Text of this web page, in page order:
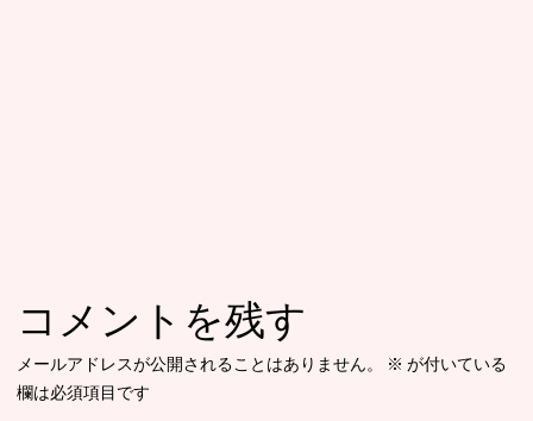
コメントを残す
メールアドレスが公開されることはありません。 ※ が付いている
欄は必須項目です